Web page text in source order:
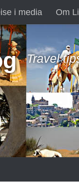
i media Om
Travel